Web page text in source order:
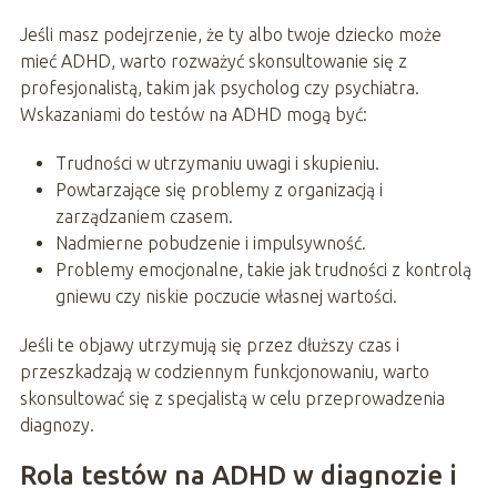
Jeśli masz podejrzenie, że ty albo twoje dziecko może
mieć ADHD, warto rozważyć skonsultowanie się z
profesjonalistą, takim jak psycholog czy psychiatra.
Wskazaniami do testów na ADHD mogą być:
Trudności w utrzymaniu uwagi i skupieniu.
Powtarzające się problemy z organizacją i
zarządzaniem czasem.
Nadmierne pobudzenie i impulsywność.
Problemy emocjonalne, takie jak trudności z kontrolą
gniewu czy niskie poczucie własnej wartości.
Jeśli te objawy utrzymują się przez dłuższy czas i
przeszkadzają w codziennym funkcjonowaniu, warto
skonsultować się z specjalistą w celu przeprowadzenia
diagnozy.
Rola testów na ADHD w diagnozie i